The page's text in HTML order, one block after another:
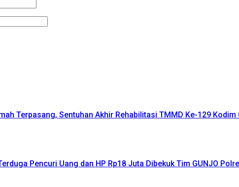
Terpasang, Sentuhan Akhir Rehabilitasi TMMD Ke-129 Kodim
Pencuri Uang dan HP Rp18 Juta Dibekuk Tim GUNJO